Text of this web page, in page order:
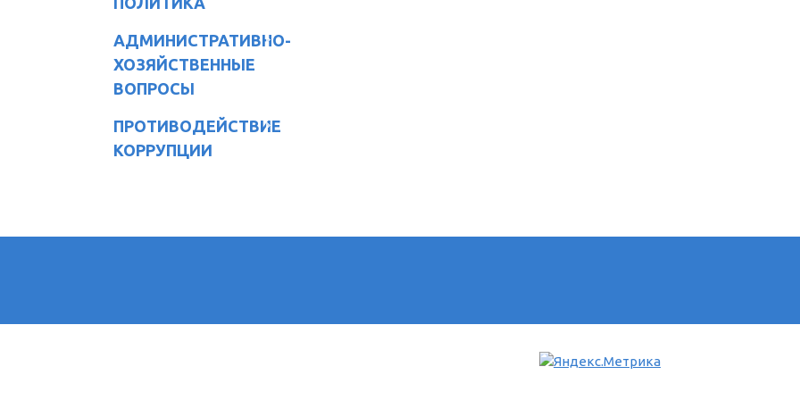
АДМИНИСТРАТИВНО-
ХОЗЯЙСТВЕННЫЕ
ВОПРОСЫ
ПРОТИВОДЕЙСТВИЕ
КОРРУПЦИИ